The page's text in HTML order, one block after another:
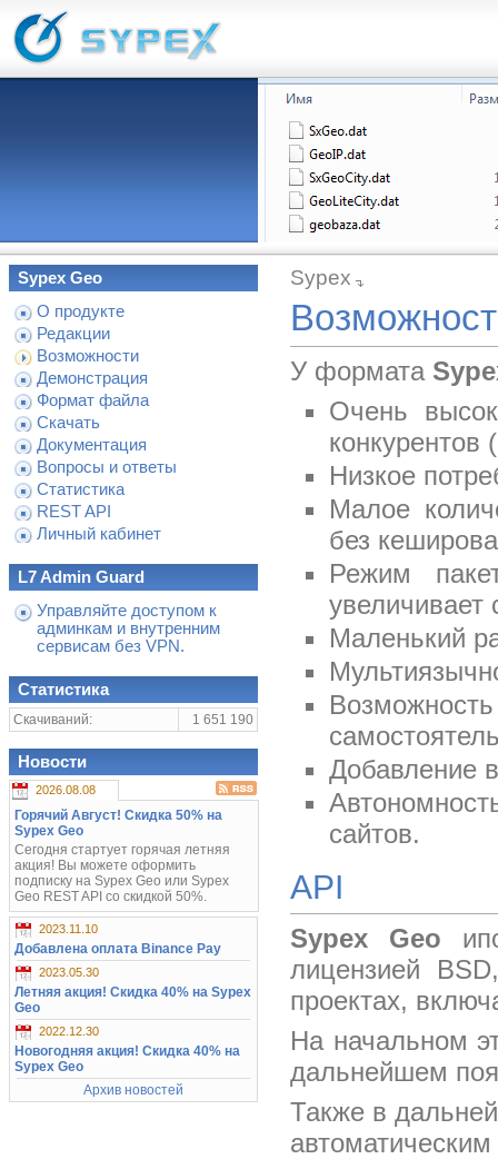
Sypex
У формата
Очень
Низкое
Малое
без
Режим
увеличивает
Маленький
Добавление
сайтов.
API
Sypex Geo
лицензией
проектах,
На начальном
дальнейшем
Также в
Sypex Geo
О продукте
Редакции
Возможности
Демонстрация
Формат файла
Скачать
Документация
Вопросы и ответы
Статистика
REST API
Личный кабинет
L7 Admin Guard
Управляйте доступом к
админкам и внутренним
сервисам без VPN.
Статистика
Скачиваний: 1 651 190
Новости
2026.08.08
Горячий Август! Скидка 50% на
Sypex Geo
Сегодня стартует горячая летняя
акция! Вы можете оформить
подписку на Sypex Geo или Sypex
Geo REST API со скидкой 50%.
2023.11.10
Добавлена оплата Binance Pay
2023.05.30
Летняя акция! Скидка 40% на Sypex
Geo
2022.12.30
Новогодняя акция! Скидка 40% на
Sypex Geo
Архив новостей